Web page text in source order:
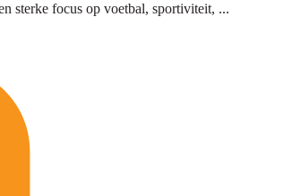
sterke focus op voetbal, sportiviteit, ...